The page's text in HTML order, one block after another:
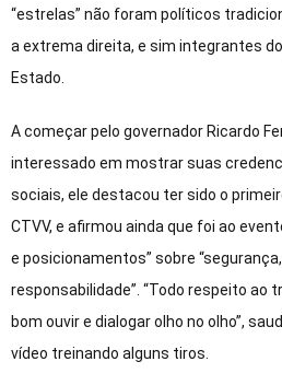
“estrelas” não foram políticos
a extrema direita, e sim integrantes
Estado.
A começar pelo governador Ricardo
interessado em mostrar suas
sociais, ele destacou ter sido o
CTVV, e afirmou ainda que foi ao
e posicionamentos” sobre
responsabilidade”. “Todo respeito ao
bom ouvir e dialogar olho no olho”,
vídeo treinando alguns tiros.